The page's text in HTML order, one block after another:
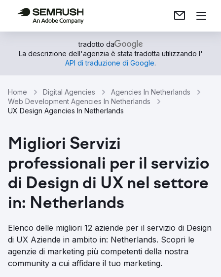
tradotto da
La descrizione dell'agenzia è stata tradotta utilizzando l'
API di traduzione di Google.
Home Digital Agencies
Agencies In Netherlands
Web Development Agencies In Netherlands
UX Design Agencies In Netherlands
Migliori Servizi
professionali per il servizio
di Design di UX nel settore
in: Netherlands
Elenco delle migliori 12 aziende per il servizio di Design
di UX Aziende in ambito in: Netherlands. Scopri le
agenzie di marketing più competenti della nostra
community a cui affidare il tuo marketing.